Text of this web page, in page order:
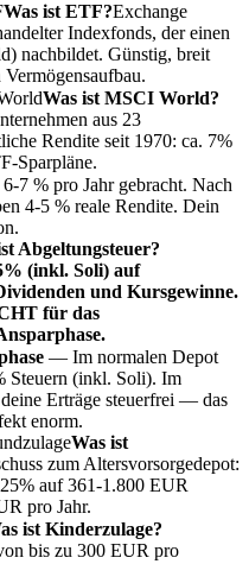
Was ist ETF?Exchange
Indexfonds, der einen
nachbildet. Günstig, breit
Was ist MSCI World?
aus 23
Rendite seit 1970: ca. 7%
Sparpläne.
7 % pro Jahr gebracht. Nach
4-5 % reale Rendite. Dein
Abgeltungsteuer?
(inkl. Soli) auf
und Kursgewinne.
für das
— Im normalen Depot
Steuern (inkl. Soli). Im
Erträge steuerfrei — das
enorm.
Was ist
zum Altersvorsorgedepot:
auf 361-1.800 EUR
pro Jahr.
ist Kinderzulage?
bis zu 300 EUR pro